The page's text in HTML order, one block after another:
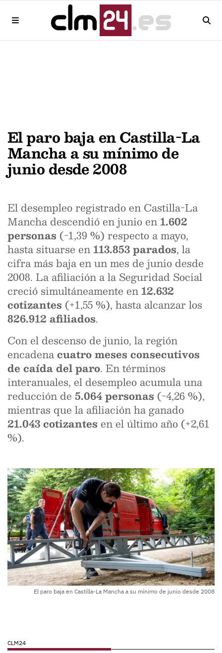
El paro baja en Castilla-La
Mancha a su mínimo de
junio desde 2008
El desempleo registrado en Castilla-La
Mancha descendió en junio en 1.602
personas (-1,39 %) respecto a mayo,
hasta situarse en 113.853 parados, la
cifra más baja en un mes de junio desde
2008. La afiliación a la Seguridad Social
creció simultáneamente en 12.632
cotizantes (+1,55 %), hasta alcanzar los
826.912 afiliados.
Con el descenso de junio, la región
encadenacuatro meses consecutivos
de caída del paro. En términos
interanuales, el desempleo acumula una
reducción de 5.064 personas (-4,26 %),
mientras que la afiliación ha ganado
21.043 cotizantes en el último año (+2,61
%).
El paro baja en Castilla-La Mancha a su mínimo de junio desde 2008
CLM24